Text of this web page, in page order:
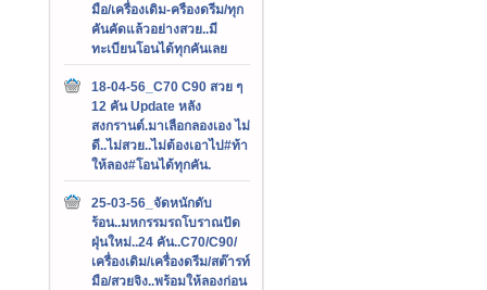
มือ/เครื่องเดิม-ครืองดรีม/ทุก
คันคัดแล้วอย่างสวย..มี
ทะเบียนโอนได้ทุกคันเลย
18-04-56_C70 C90 สวย ๆ
12 คัน Update หลัง
สงกรานต์.มาเลือกลองเอง ไม่
ดี..ไม่สวย..ไม่ต้องเอาไป#ท้า
ให้ลอง#โอนได้ทุกคัน.
25-03-56_จัดหนักดับ
ร้อน..มหกรรมรถโบราณปัด
ฝุ่นใหม่..24 คัน..C70/C90/
เครื่องเดิม/เครื่องดรีม/สต๊ารท์
มือ/สวยจิง..พร้อมให้ลองก่อน